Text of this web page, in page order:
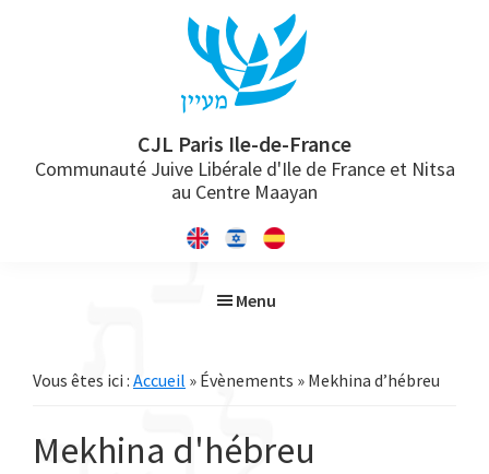
principale
CJL Paris Ile-de-France
Communauté Juive Libérale d'Ile de France et Nitsa
au Centre Maayan
Menu
Vous êtes ici : Accueil » Évènements » Mekhina d’hébreu
Mekhina d'hébreu